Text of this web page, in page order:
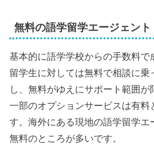
無料の語学留学エージェント
基本的に語学学校からの手数料で
留学生に対しては無料で相談に乗
し、無料がゆえにサポート範囲が
一部のオプションサービスは有料
す。海外にある現地の語学留学エ
無料のところが多いです。